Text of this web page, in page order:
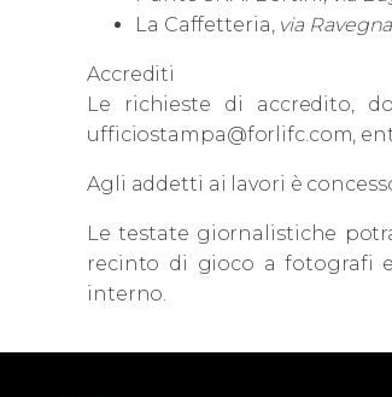
La Caffetteria, via
Accrediti
Le richieste di accredito,
ufficiostampa@forlifc.com,
Agli addetti ai lavori è
Le testate giornalistiche
recinto di gioco a fotografi
interno.